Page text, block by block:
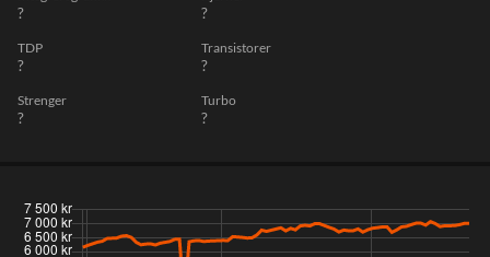
? ?
TDP
?
Transistorer
?
Strenger
?
Turbo
?